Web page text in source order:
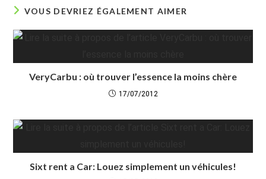
VOUS DEVRIEZ ÉGALEMENT AIMER
VeryCarbu : où trouver l’essence la moins chère
17/07/2012
Sixt rent a Car: Louez simplement un véhicules!